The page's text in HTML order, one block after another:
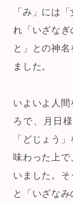
「み」には
れ「いざなぎ
と」との神
ました。
いよいよ人間
ろで、月日
「どじょう
味わった上
いました。そ
と「いざな